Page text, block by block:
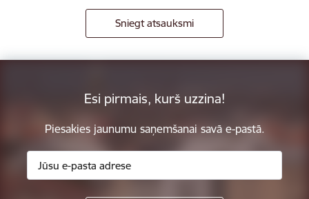
Sniegt atsauksmi
Esi pirmais, kurš uzzina!
Piesakies jaunumu saņemšanai savā e-pastā.